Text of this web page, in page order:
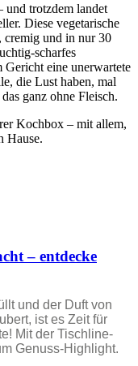
und trotzdem landet
Diese vegetarische
cremig und in nur 30
scharfes
eine unerwartete
die Lust haben, mal
ganz ohne Fleisch.
Kochbox – mit allem,
Hause.
– entdecke
und der Duft von
ist es Zeit für
Mit der Tischline-
Genuss-Highlight.